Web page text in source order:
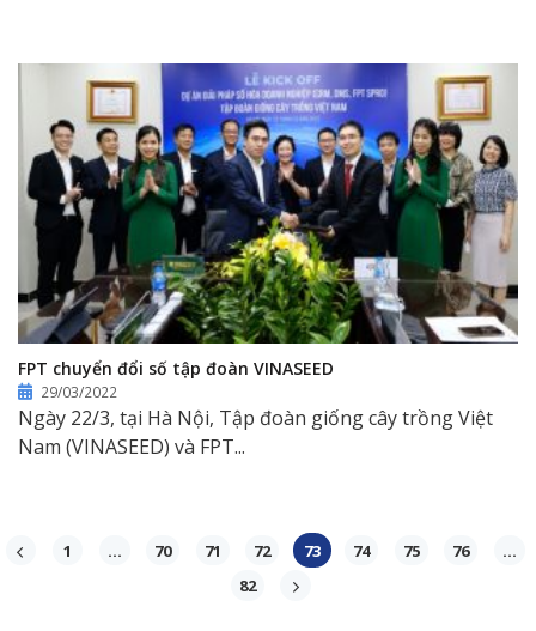
FPT chuyển đổi số tập đoàn VINASEED
29/03/2022
Ngày 22/3, tại Hà Nội, Tập đoàn giống cây trồng Việt
Nam (VINASEED) và FPT...
1 … 70 71 72 73 74 75 76
…
82